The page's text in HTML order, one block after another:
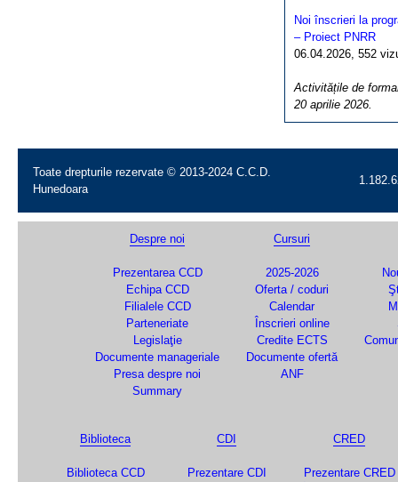
Noi înscrieri la
– Proiect PNRR
06.04.2026, 552
Activitățile de
20 aprilie 2026.
Toate drepturile rezervate © 2013-2024 C.C.D.
Hunedoara
Despre noi
Prezentarea CCD
Echipa CCD
Filialele CCD
Parteneriate
Legislaţie
Documente manageriale
Presa despre noi
Summary
Cursuri
2025-2026
Oferta / coduri
Calendar
Înscrieri online
Credite ECTS
Documente ofertă
ANF
Biblioteca
Biblioteca CCD
CDI
Prezentare CDI
CRED
Prezentare CRED